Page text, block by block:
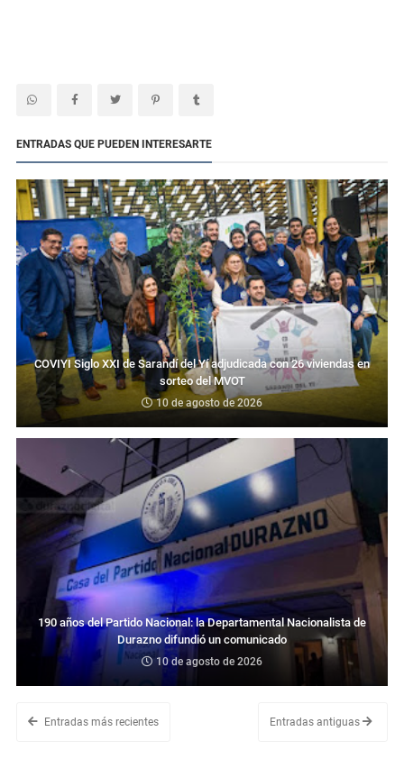
ENTRADAS QUE PUEDEN INTERESARTE
COVIYI Siglo XXI de Sarandí del Yí adjudicada con 26 viviendas en
sorteo del MVOT
10 de agosto de 2026
190 años del Partido Nacional: la Departamental Nacionalista de
Durazno difundió un comunicado
10 de agosto de 2026
Entradas más recientes Entradas antiguas